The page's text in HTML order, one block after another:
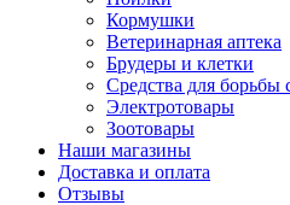
Кормушки
Ветеринарная аптека
Брудеры и клетки
Средства для борьбы
Электротовары
Зоотовары
Наши магазины
Доставка и оплата
Отзывы